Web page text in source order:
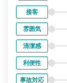
接客
雰囲気
清潔感
利便性
事故対応